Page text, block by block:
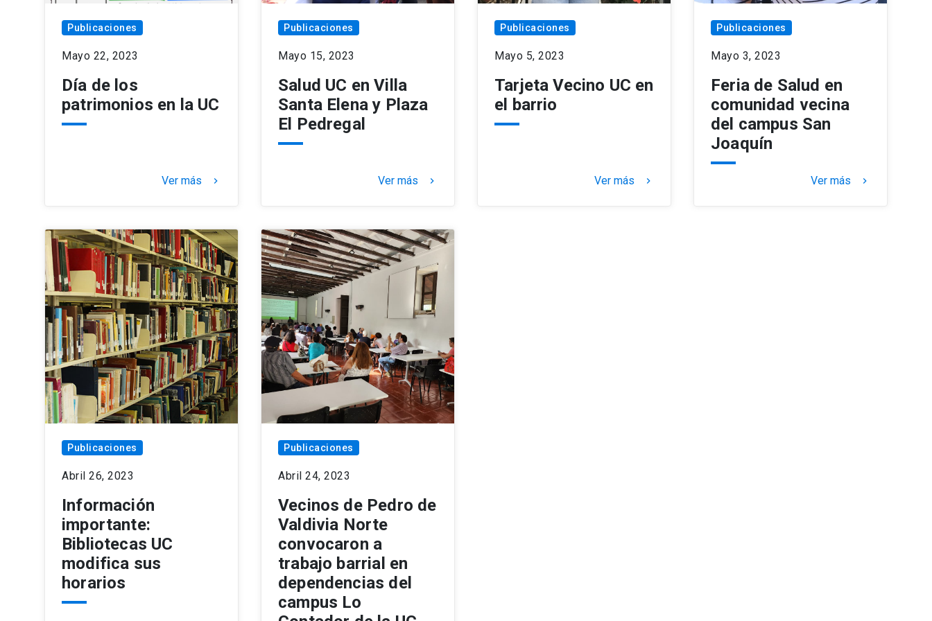
Publicaciones
Mayo 22, 2023
Día de los
patrimonios en la UC
Ver más keyboard_arrow_right
Publicaciones
Mayo 15, 2023
Salud UC en Villa
Santa Elena y Plaza
El Pedregal
Ver más keyboard_arrow_right
Publicaciones
Mayo 5, 2023
Tarjeta Vecino UC en
el barrio
Ver más keyboard_arrow_right
Publicaciones
Mayo 3, 2023
Feria de Salud en
comunidad vecina
del campus San
Joaquín
Ver más keyboard_arrow_right
Publicaciones
Abril 26, 2023
Información
importante:
Bibliotecas UC
modifica sus
horarios
Publicaciones
Abril 24, 2023
Vecinos de Pedro de
Valdivia Norte
convocaron a
trabajo barrial en
dependencias del
campus Lo